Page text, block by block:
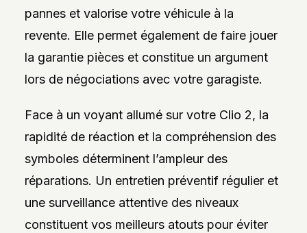
pannes et valorise votre véhicule à la
revente. Elle permet également de faire jouer
la garantie pièces et constitue un argument
lors de négociations avec votre garagiste.
Face à un voyant allumé sur votre Clio 2, la
rapidité de réaction et la compréhension des
symboles déterminent l’ampleur des
réparations. Un entretien préventif régulier et
une surveillance attentive des niveaux
constituent vos meilleurs atouts pour éviter